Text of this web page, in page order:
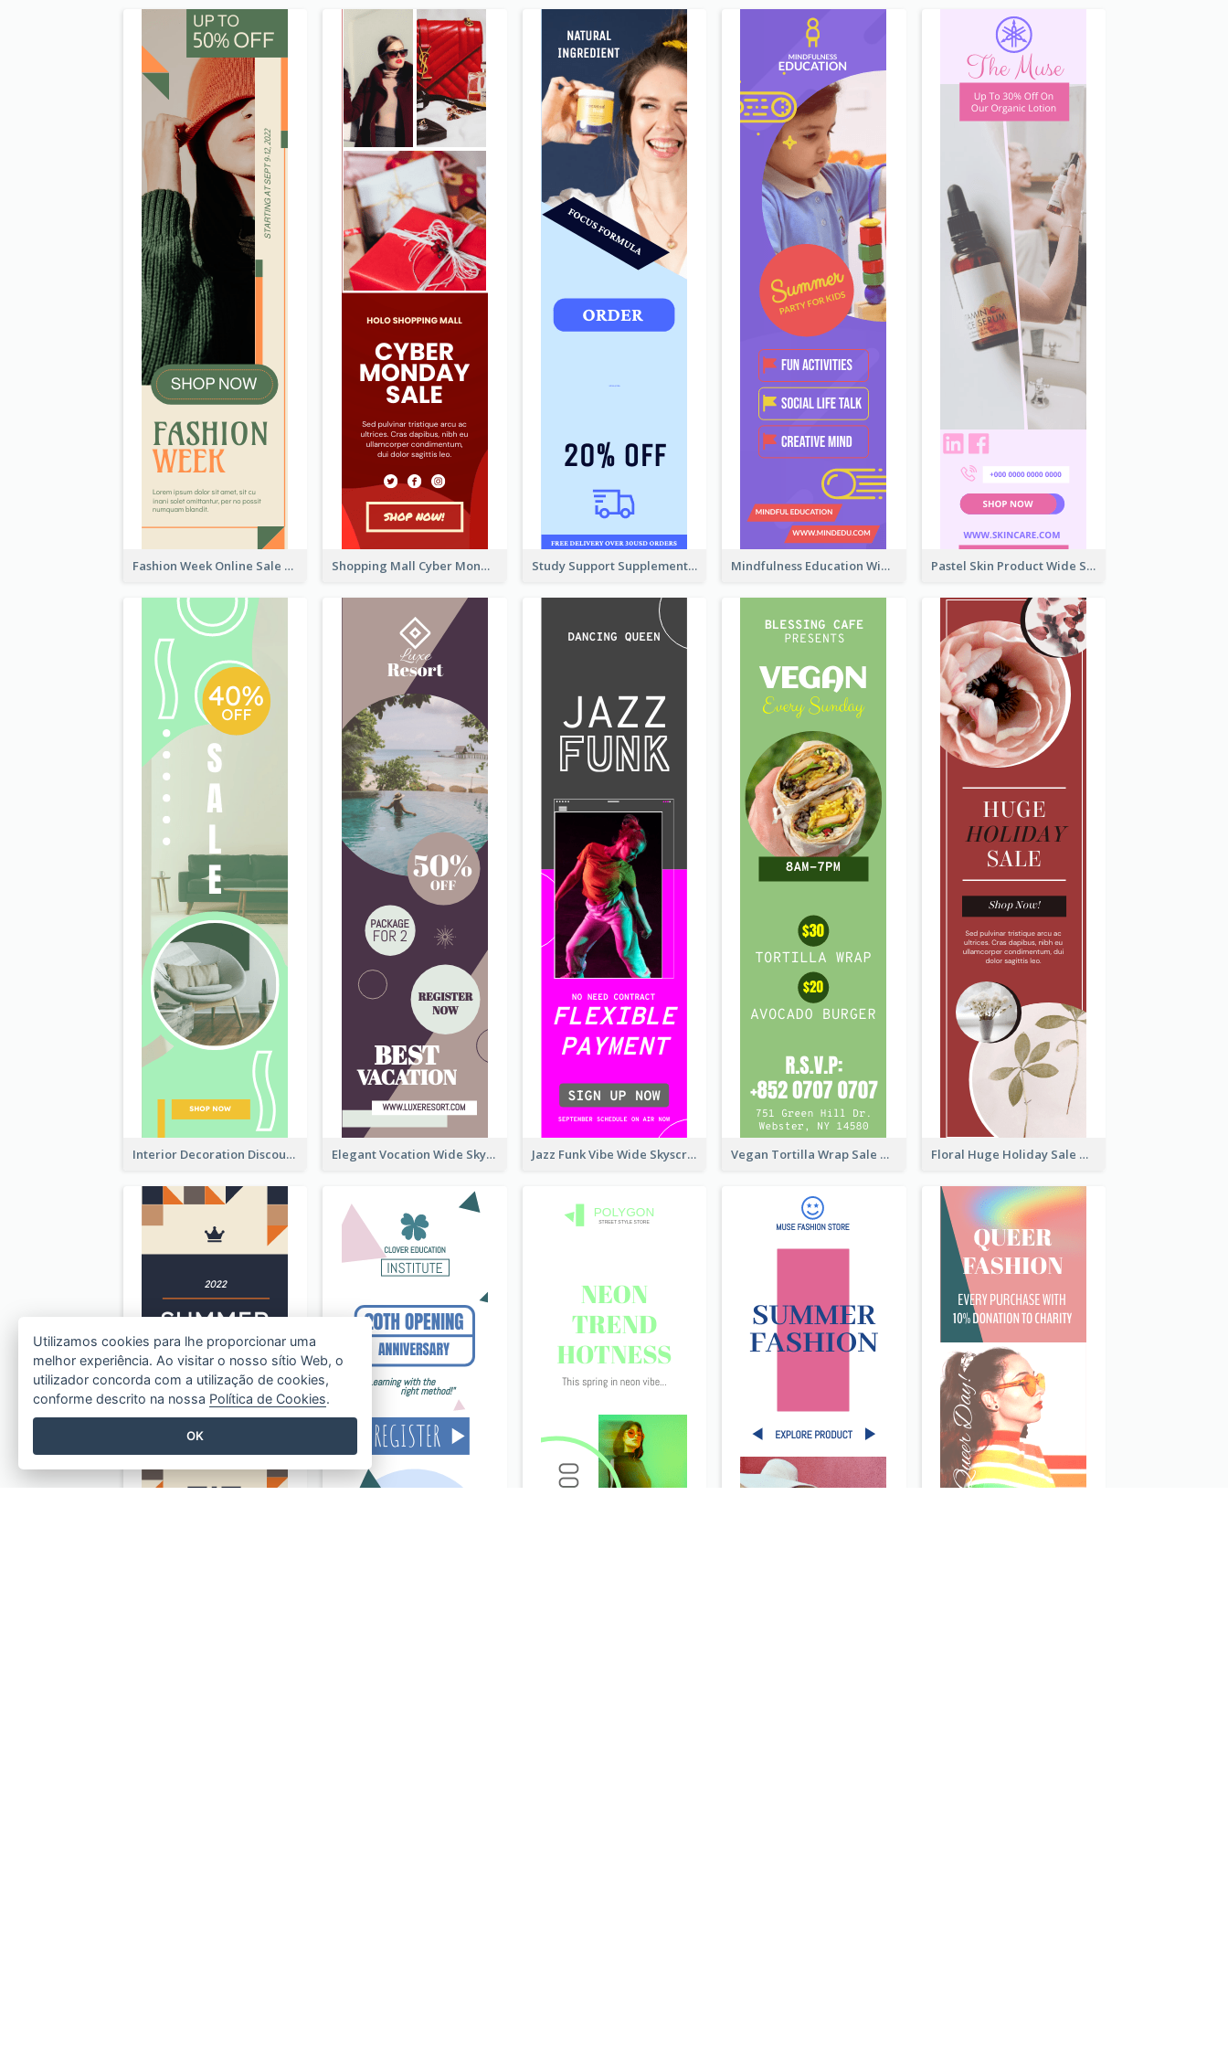
Fashion Week Online Sale Skyscraper Banner Shopping Mall Cyber Monday Sale Wide Skyscraper Banner Study Support Supplement Wide Skyscraper Banner Design Mindfulness Education Wide Skyscraper Banner Pastel Skin Product Wide Skyscraper Banner Design
Interior Decoration Discount Wide Skyscraper Banner Elegant Vocation Wide Skyscraper Banner Design Jazz Funk Vibe Wide Skyscraper Banner Vegan Tortilla Wrap Sale Wide Skyscraper Banner Floral Huge Holiday Sale Wide Skyscraper Banner
Utilizamos cookies para lhe proporcionar uma
melhor experiência. Ao visitar o nosso sítio Web, o
utilizador concorda com a utilização de cookies,
conforme descrito na nossa Política de Cookies.
OK